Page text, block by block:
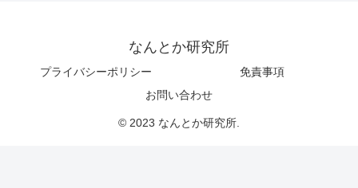
なんとか研究所
プライバシーポリシー
免責事項
お問い合わせ
© 2023 なんとか研究所.